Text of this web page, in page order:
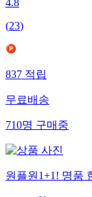
4.8
(23)
837적립
무료배송
710명구매중
원플원1+1! 명품